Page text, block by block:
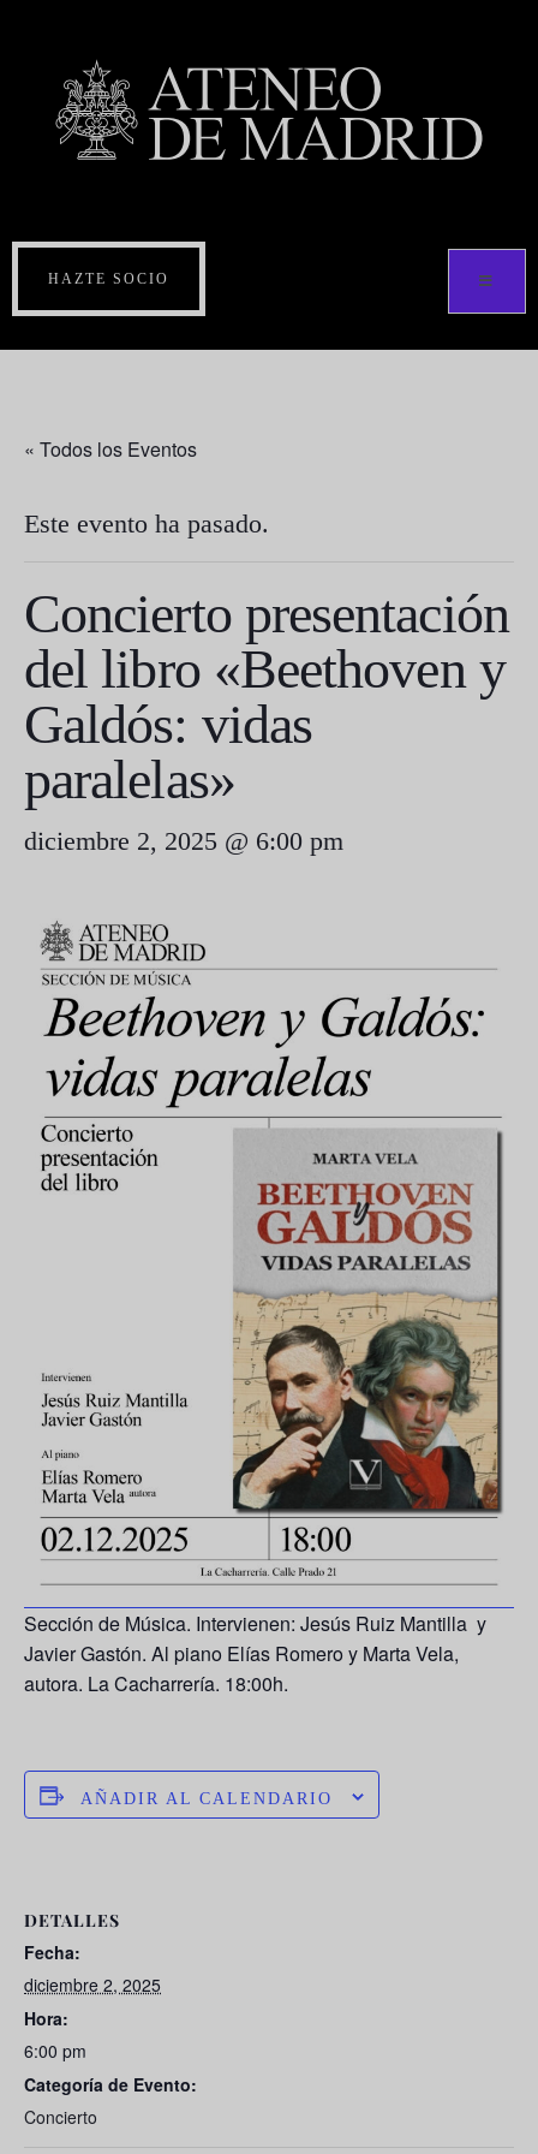
HAZTE SOCIO
« Todos los Eventos
Este evento ha pasado.
Concierto presentación
del libro «Beethoven y
Galdós: vidas
paralelas»
diciembre 2, 2025 @ 6:00 pm
Sección de Música. Intervienen: Jesús Ruiz Mantilla y
Javier Gastón. Al piano Elías Romero y Marta Vela,
autora. La Cacharrería. 18:00h.
AÑADIR AL CALENDARIO
DETALLES
Fecha:
diciembre 2, 2025
Hora:
6:00 pm
Categoría de Evento:
Concierto